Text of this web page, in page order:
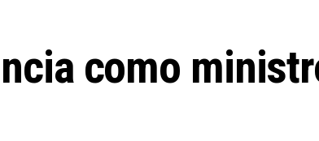
como